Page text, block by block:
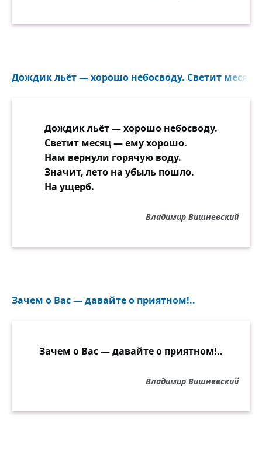
Дождик льёт — хорошо небосводу. Светит месяц
Дождик льёт — хорошо небосводу.
Светит месяц — ему хорошо.
Нам вернули горячую воду.
Значит, лето на убыль пошло.
На ущерб.
Владимир Вишневский
Зачем о Вас — давайте о приятном!..
Зачем о Вас — давайте о приятном!..
Владимир Вишневский